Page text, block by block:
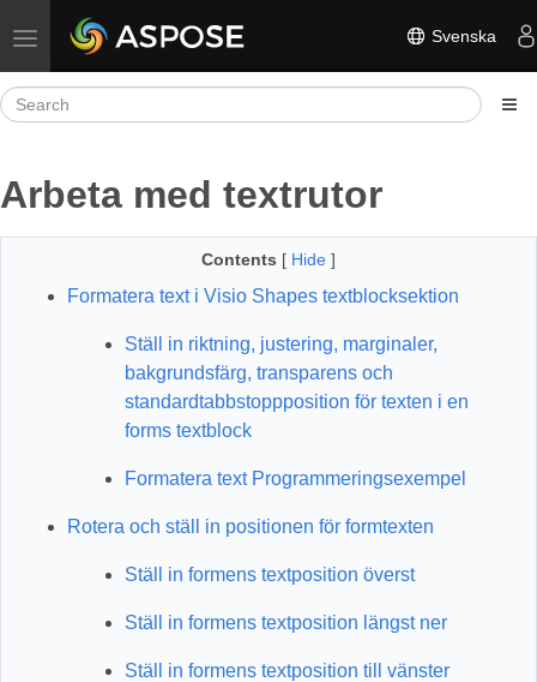
Toggle navigation Svenska
Arbeta med textrutor
Contents [ Hide ]
Formatera text i Visio Shapes textblocksektion
Ställ in riktning, justering, marginaler,
bakgrundsfärg, transparens och
standardtabbstoppposition för texten i en
forms textblock
Formatera text Programmeringsexempel
Rotera och ställ in positionen för formtexten
Ställ in formens textposition överst
Ställ in formens textposition längst ner
Ställ in formens textposition till vänster